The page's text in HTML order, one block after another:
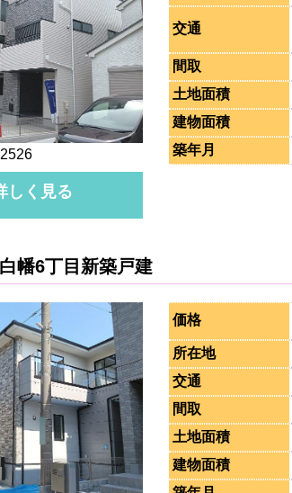
しく見る
交通
間取
土地面積
建物面積
築年月
幡6丁目新築戸建
価格
所在地
交通
間取
土地面積
建物面積